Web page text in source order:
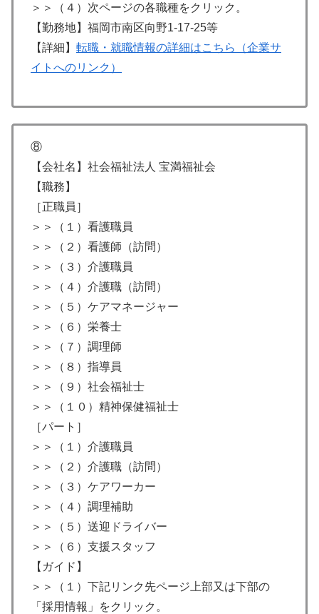
＞＞（４）次ページの各職種をクリック。
【勤務地】福岡市南区向野1-17-25等
【詳細】 転職・就職情報の詳細はこちら（企業サ
イトへのリンク）
⑧
【会社名】社会福祉法人 宝満福祉会
【職務】
［正職員］
＞＞（１）看護職員
＞＞（２）看護師（訪問）
＞＞（３）介護職員
＞＞（４）介護職（訪問）
＞＞（５）ケアマネージャー
＞＞（６）栄養士
＞＞（７）調理師
＞＞（８）指導員
＞＞（９）社会福祉士
＞＞（１０）精神保健福祉士
［パート］
＞＞（１）介護職員
＞＞（２）介護職（訪問）
＞＞（３）ケアワーカー
＞＞（４）調理補助
＞＞（５）送迎ドライバー
＞＞（６）支援スタッフ
【ガイド】
＞＞（１）下記リンク先ページ上部又は下部の
「採用情報」をクリック。